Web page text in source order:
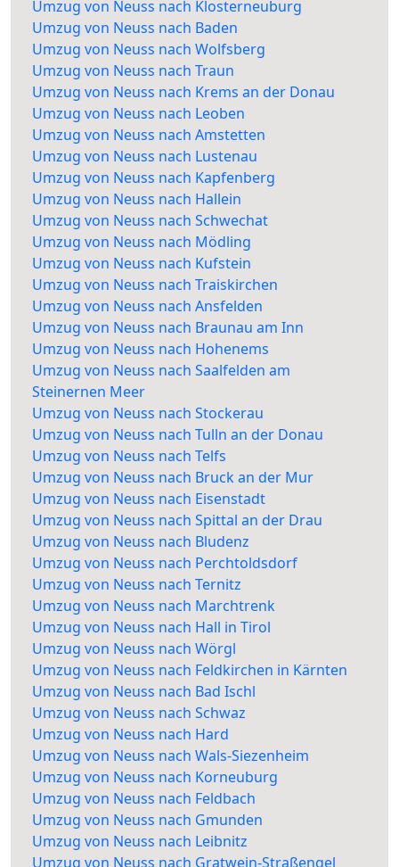
Umzug von Neuss nach Klosterneuburg
Umzug von Neuss nach Baden
Umzug von Neuss nach Wolfsberg
Umzug von Neuss nach Traun
Umzug von Neuss nach Krems an der Donau
Umzug von Neuss nach Leoben
Umzug von Neuss nach Amstetten
Umzug von Neuss nach Lustenau
Umzug von Neuss nach Kapfenberg
Umzug von Neuss nach Hallein
Umzug von Neuss nach Schwechat
Umzug von Neuss nach Mödling
Umzug von Neuss nach Kufstein
Umzug von Neuss nach Traiskirchen
Umzug von Neuss nach Ansfelden
Umzug von Neuss nach Braunau am Inn
Umzug von Neuss nach Hohenems
Umzug von Neuss nach Saalfelden am
Steinernen Meer
Umzug von Neuss nach Stockerau
Umzug von Neuss nach Tulln an der Donau
Umzug von Neuss nach Telfs
Umzug von Neuss nach Bruck an der Mur
Umzug von Neuss nach Eisenstadt
Umzug von Neuss nach Spittal an der Drau
Umzug von Neuss nach Bludenz
Umzug von Neuss nach Perchtoldsdorf
Umzug von Neuss nach Ternitz
Umzug von Neuss nach Marchtrenk
Umzug von Neuss nach Hall in Tirol
Umzug von Neuss nach Wörgl
Umzug von Neuss nach Feldkirchen in Kärnten
Umzug von Neuss nach Bad Ischl
Umzug von Neuss nach Schwaz
Umzug von Neuss nach Hard
Umzug von Neuss nach Wals-Siezenheim
Umzug von Neuss nach Korneuburg
Umzug von Neuss nach Feldbach
Umzug von Neuss nach Gmunden
Umzug von Neuss nach Leibnitz
Umzug von Neuss nach Gratwein-Straßengel